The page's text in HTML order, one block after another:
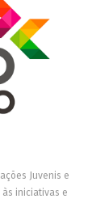
Juvenis e
às iniciativas e